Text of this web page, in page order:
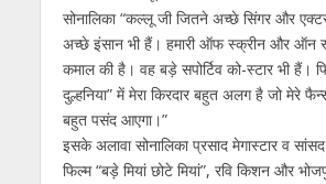
सोनालिका “कल्लू जी जितने अच्छे सिंगर और
अच्छे इंसान भी हैं। हमारी ऑफ स्क्रीन और ऑन
कमाल की है। वह बड़े सपोर्टिव को-स्टार भी हैं।
दुल्हनिया” में मेरा किरदार बहुत अलग है जो मेरे
बहुत पसंद आएगा।”
इसके अलावा सोनालिका प्रसाद मेगास्टार व
फिल्म “बड़े मियां छोटे मियां”, रवि किशन और